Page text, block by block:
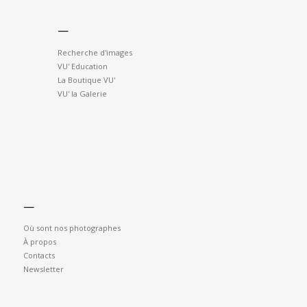
—
Recherche d'images
VU' Education
La Boutique VU'
VU' la Galerie
—
Où sont nos photographes
À propos
Contacts
Newsletter